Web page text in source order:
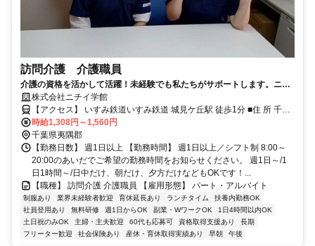
訪問介護 介護職員
介護の資格を活かして活躍！未経験でも私たちがサポートします。ニチ
イでお仕事を始めてみませんか？
株式会社ニチイ学館
【アクセス】 いすみ鉄道いすみ鉄道 城見ケ丘駅 徒歩1分 ■住 所 千葉
県 夷隅郡大多喜町 船子939-2ｻﾝﾕｰｺｰﾄB号棟 ■アクセス いすみ鉄道い
すみ鉄道 城見ケ丘駅 徒歩1分
時給1,308円～1,560円
千葉県夷隅郡
【勤務日数】 週1日以上 【勤務時間】 週1日以上／シフト制 8:00～
20:00のあいだでご希望の勤務時間をお知らせください。 週1日～/1
日1時間～/日中だけ、朝だけ、夕方だけなどもOKです！...
【職種】 訪問介護 介護職員 【雇用形態】 パート・アルバイト
制服あり 業界未経験者歓迎 育休延長あり ランチタイム
扶養内勤務OK
社員登用あり
無料研修 週1日からOK 副業・WワークOK
1日4時間以内OK
土日祝のみOK
主婦・主夫歓迎 60代も応募可 資格取得支援あり
長期
フリーター歓迎
社会保険あり 産休・育休取得実績あり 早朝 午後